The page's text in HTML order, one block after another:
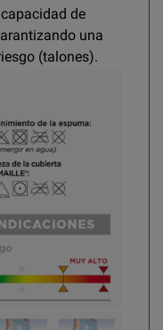
de
una
(talones).